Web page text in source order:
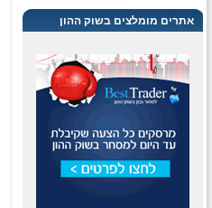
אתרים מומלצים בשוק ההון